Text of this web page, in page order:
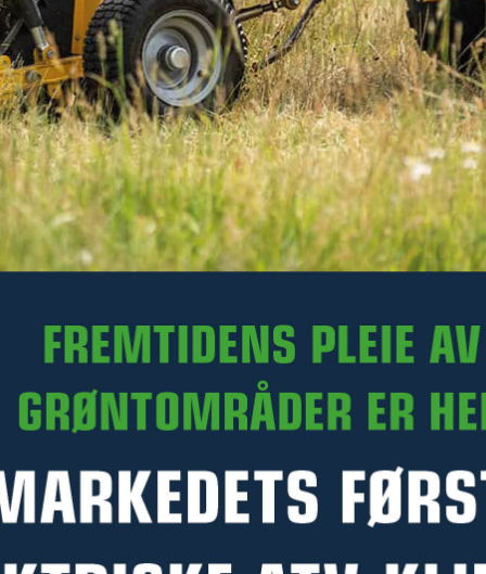
Rustfri høyglanspolert bøtte til mange
bruksområder.
Les mer
339 kr
Ekskl. mva.
På lager hos Kellfri sentrallager
Art.nr. 47-29377
de kan skaffe varen og selge den til deg. Kontakt nærmeste
forhandler –klikk her
PRODUKTINFORMASJON